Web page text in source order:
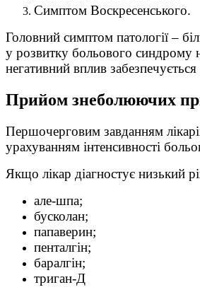
Симптом Воскресенського.
Головний симптом патології –
у розвитку больового синдрому
негативний вплив
Прийом знеболюючих
Першочерговим завданням
урахуванням інтенсивності
Якщо лікар діагностує низький
але-шпа;
бусколан;
папаверин;
пенталгін;
баралгін;
триган-Д